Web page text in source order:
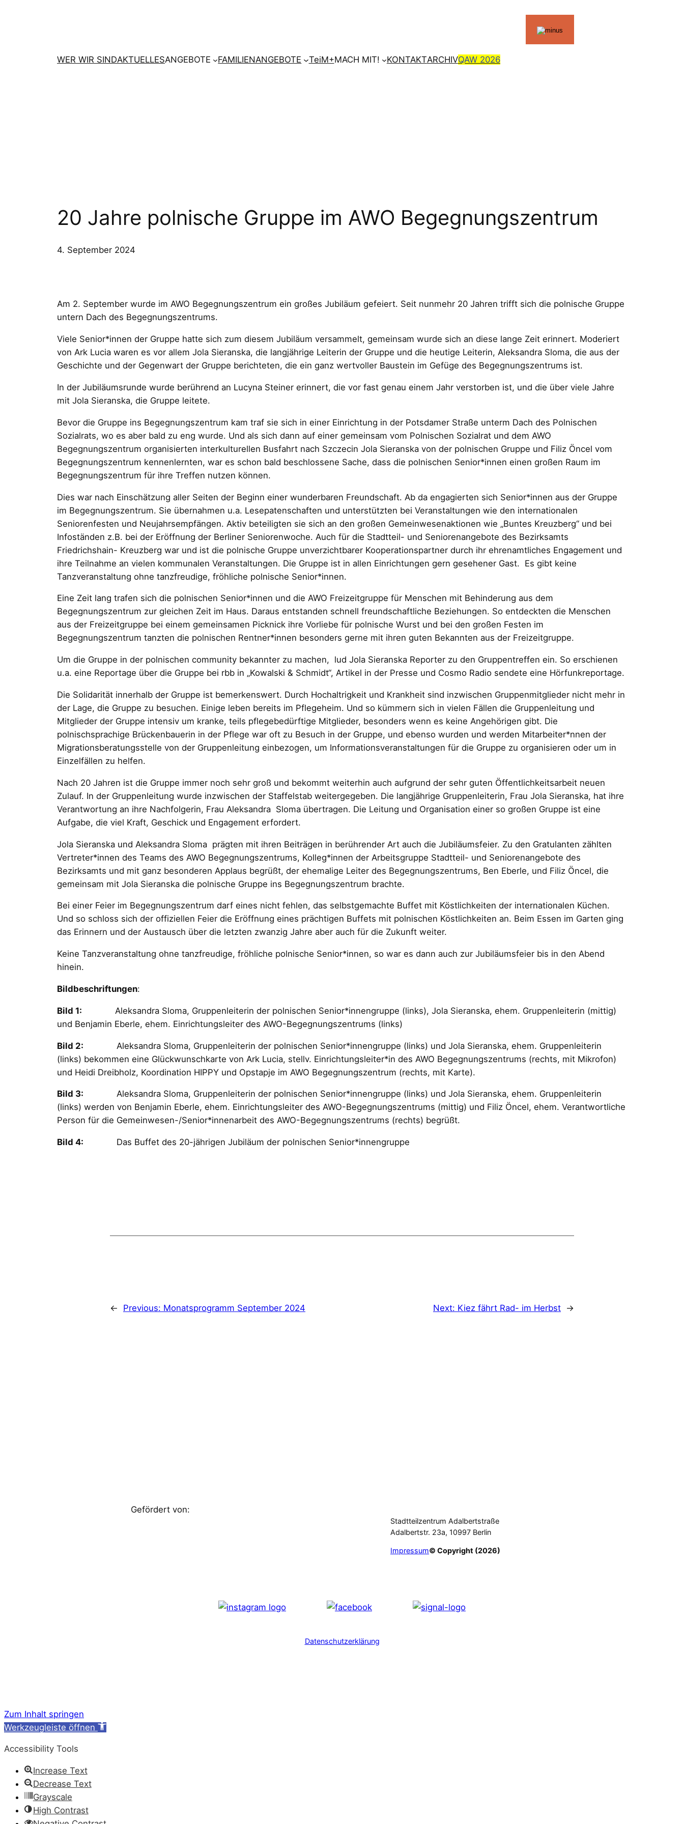
WER WIR SINDAKTUELLESANGEBOTE FAMILIENANGEBOTE TeiM+MACH MIT! KONTAKTARCHIVQAW 2026
20 Jahre polnische Gruppe im AWO Begegnungszentrum
4. September 2024
Am 2. September wurde im AWO Begegnungszentrum ein großes Jubiläum gefeiert. Seit nunmehr 20 Jahren trifft sich die polnische Gruppe
untern Dach des Begegnungszentrums.
Viele Senior*innen der Gruppe hatte sich zum diesem Jubiläum versammelt, gemeinsam wurde sich an diese lange Zeit erinnert. Moderiert
von Ark Lucia waren es vor allem Jola Sieranska, die langjährige Leiterin der Gruppe und die heutige Leiterin, Aleksandra Sloma, die aus der
Geschichte und der Gegenwart der Gruppe berichteten, die ein ganz wertvoller Baustein im Gefüge des Begegnungszentrums ist.
In der Jubiläumsrunde wurde berührend an Lucyna Steiner erinnert, die vor fast genau einem Jahr verstorben ist, und die über viele Jahre
mit Jola Sieranska, die Gruppe leitete.
Bevor die Gruppe ins Begegnungszentrum kam traf sie sich in einer Einrichtung in der Potsdamer Straße unterm Dach des Polnischen
Sozialrats, wo es aber bald zu eng wurde. Und als sich dann auf einer gemeinsam vom Polnischen Sozialrat und dem AWO
Begegnungszentrum organisierten interkulturellen Busfahrt nach Szczecin Jola Sieranska von der polnischen Gruppe und Filiz Öncel vom
Begegnungszentrum kennenlernten, war es schon bald beschlossene Sache, dass die polnischen Senior*innen einen großen Raum im
Begegnungszentrum für ihre Treffen nutzen können.
Dies war nach Einschätzung aller Seiten der Beginn einer wunderbaren Freundschaft. Ab da engagierten sich Senior*innen aus der Gruppe
im Begegnungszentrum. Sie übernahmen u.a. Lesepatenschaften und unterstützten bei Veranstaltungen wie den internationalen
Seniorenfesten und Neujahrsempfängen. Aktiv beteiligten sie sich an den großen Gemeinwesenaktionen wie „Buntes Kreuzberg“ und bei
Infoständen z.B. bei der Eröffnung der Berliner Seniorenwoche. Auch für die Stadtteil- und Seniorenangebote des Bezirksamts
Friedrichshain- Kreuzberg war und ist die polnische Gruppe unverzichtbarer Kooperationspartner durch ihr ehrenamtliches Engagement und
ihre Teilnahme an vielen kommunalen Veranstaltungen. Die Gruppe ist in allen Einrichtungen gern gesehener Gast. Es gibt keine
Tanzveranstaltung ohne tanzfreudige, fröhliche polnische Senior*innen.
Eine Zeit lang trafen sich die polnischen Senior*innen und die AWO Freizeitgruppe für Menschen mit Behinderung aus dem
Begegnungszentrum zur gleichen Zeit im Haus. Daraus entstanden schnell freundschaftliche Beziehungen. So entdeckten die Menschen
aus der Freizeitgruppe bei einem gemeinsamen Picknick ihre Vorliebe für polnische Wurst und bei den großen Festen im
Begegnungszentrum tanzten die polnischen Rentner*innen besonders gerne mit ihren guten Bekannten aus der Freizeitgruppe.
Um die Gruppe in der polnischen community bekannter zu machen, lud Jola Sieranska Reporter zu den Gruppentreffen ein. So erschienen
u.a. eine Reportage über die Gruppe bei rbb in „Kowalski & Schmidt“, Artikel in der Presse und Cosmo Radio sendete eine Hörfunkreportage.
Die Solidarität innerhalb der Gruppe ist bemerkenswert. Durch Hochaltrigkeit und Krankheit sind inzwischen Gruppenmitglieder nicht mehr in
der Lage, die Gruppe zu besuchen. Einige leben bereits im Pflegeheim. Und so kümmern sich in vielen Fällen die Gruppenleitung und
Mitglieder der Gruppe intensiv um kranke, teils pflegebedürftige Mitglieder, besonders wenn es keine Angehörigen gibt. Die
polnischsprachige Brückenbauerin in der Pflege war oft zu Besuch in der Gruppe, und ebenso wurden und werden Mitarbeiter*nnen der
Migrationsberatungsstelle von der Gruppenleitung einbezogen, um Informationsveranstaltungen für die Gruppe zu organisieren oder um in
Einzelfällen zu helfen.
Nach 20 Jahren ist die Gruppe immer noch sehr groß und bekommt weiterhin auch aufgrund der sehr guten Öffentlichkeitsarbeit neuen
Zulauf. In der Gruppenleitung wurde inzwischen der Staffelstab weitergegeben. Die langjährige Gruppenleiterin, Frau Jola Sieranska, hat ihre
Verantwortung an ihre Nachfolgerin, Frau Aleksandra Sloma übertragen. Die Leitung und Organisation einer so großen Gruppe ist eine
Aufgabe, die viel Kraft, Geschick und Engagement erfordert.
Jola Sieranska und Aleksandra Sloma prägten mit ihren Beiträgen in berührender Art auch die Jubiläumsfeier. Zu den Gratulanten zählten
Vertreter*innen des Teams des AWO Begegnungszentrums, Kolleg*innen der Arbeitsgruppe Stadtteil- und Seniorenangebote des
Bezirksamts und mit ganz besonderen Applaus begrüßt, der ehemalige Leiter des Begegnungszentrums, Ben Eberle, und Filiz Öncel, die
gemeinsam mit Jola Sieranska die polnische Gruppe ins Begegnungszentrum brachte.
Bei einer Feier im Begegnungszentrum darf eines nicht fehlen, das selbstgemachte Buffet mit Köstlichkeiten der internationalen Küchen.
Und so schloss sich der offiziellen Feier die Eröffnung eines prächtigen Buffets mit polnischen Köstlichkeiten an. Beim Essen im Garten ging
das Erinnern und der Austausch über die letzten zwanzig Jahre aber auch für die Zukunft weiter.
Keine Tanzveranstaltung ohne tanzfreudige, fröhliche polnische Senior*innen, so war es dann auch zur Jubiläumsfeier bis in den Abend
hinein.
Bildbeschriftungen:
Bild 1: Aleksandra Sloma, Gruppenleiterin der polnischen Senior*innengruppe (links), Jola Sieranska, ehem. Gruppenleiterin (mittig)
und Benjamin Eberle, ehem. Einrichtungsleiter des AWO-Begegnungszentrums (links)
Bild 2: Aleksandra Sloma, Gruppenleiterin der polnischen Senior*innengruppe (links) und Jola Sieranska, ehem. Gruppenleiterin
(links) bekommen eine Glückwunschkarte von Ark Lucia, stellv. Einrichtungsleiter*in des AWO Begegnungszentrums (rechts, mit Mikrofon)
und Heidi Dreibholz, Koordination HIPPY und Opstapje im AWO Begegnungszentrum (rechts, mit Karte).
Bild 3: Aleksandra Sloma, Gruppenleiterin der polnischen Senior*innengruppe (links) und Jola Sieranska, ehem. Gruppenleiterin
(links) werden von Benjamin Eberle, ehem. Einrichtungsleiter des AWO-Begegnungszentrums (mittig) und Filiz Öncel, ehem. Verantwortliche
Person für die Gemeinwesen-/Senior*innenarbeit des AWO-Begegnungszentrums (rechts) begrüßt.
Bild 4: Das Buffet des 20-jährigen Jubiläum der polnischen Senior*innengruppe
← Previous: Monatsprogramm September 2024 Next: Kiez fährt Rad- im Herbst →
Gefördert von:
Stadtteilzentrum Adalbertstraße
Adalbertstr. 23a, 10997 Berlin
Impressum© Copyright (2026)
Datenschutzerklärung
Zum Inhalt springen
Werkzeugleiste öffnen
Accessibility Tools
Increase Text
Decrease Text
Grayscale
High Contrast